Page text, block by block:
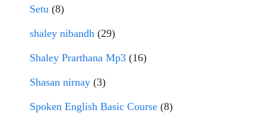
Setu (8)
shaley nibandh (29)
Shaley Prarthana Mp3 (16)
Shasan nirnay (3)
Spoken English Basic Course (8)